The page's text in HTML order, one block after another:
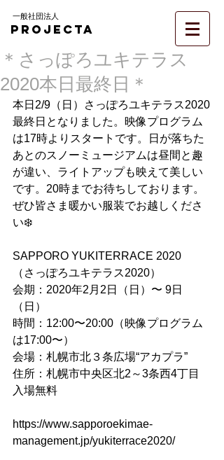
一般社団法人
PROJECTA
＊さっぽろユキテラス
2020本日最終日＊
本日2/9（日）さっぽろユキテラス2020
最終日となりました。映像プログラム
は17時よりスタートです。日が落ちた
あとのスノーミュージアムは昼間と趣
が違い、ライトアップも映えて美しい
です。20時までお待ちしております。
ぜひ皆さま暖かい服装でお越しくださ
い❄️
SAPPORO YUKITERRACE 2020
（さっぽろユキテラス2020）
会期：2020年2月2日（日）〜 9日
（日）
時間：12:00〜20:00（映像プログラム
は17:00〜）
会場：札幌市北３条広場“アカプラ”
住所：札幌市中央区北2～3条西4丁目
入場無料
https://www.sapporoekimae-
management.jp/yukiterrace2020/